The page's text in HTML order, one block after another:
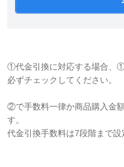
①代金引換に対応する場合、
必ずチェックしてください。
②で手数料一律か商品購入金
す。
代金引換手数料は7段階まで設